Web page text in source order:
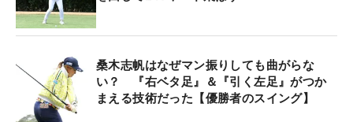
桑木志帆はなぜマン振りしても曲がらな
い？ 『右ベタ足』＆『引く左足』がつか
まえる技術だった【優勝者のスイング】